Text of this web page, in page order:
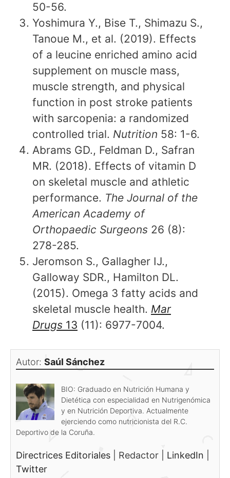
50-56.
Yoshimura Y., Bise T., Shimazu S.,
Tanoue M., et al. (2019). Effects
of a leucine enriched amino acid
supplement on muscle mass,
muscle strength, and physical
function in post stroke patients
with sarcopenia: a randomized
controlled trial. Nutrition 58: 1-6.
Abrams GD., Feldman D., Safran
MR. (2018). Effects of vitamin D
on skeletal muscle and athletic
performance. The Journal of the
American Academy of
Orthopaedic Surgeons 26 (8):
278-285.
Jeromson S., Gallagher IJ.,
Galloway SDR., Hamilton DL.
(2015). Omega 3 fatty acids and
skeletal muscle health. Mar
Drugs 13 (11): 6977-7004.
Autor: Saúl Sánchez
BIO: Graduado en Nutrición Humana y
Dietética con especialidad en Nutrigenómica
y en Nutrición Deportiva. Actualmente
ejerciendo como nutricionista del R.C.
Deportivo de la Coruña.
Directrices Editoriales Redactor LinkedIn
Twitter